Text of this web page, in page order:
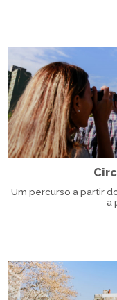
Um percurso a partir
a